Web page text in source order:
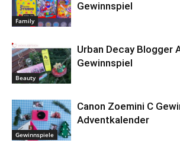
Family
Gewinnspiel
Beauty
Urban Decay Blogger
Gewinnspiel
Gewinnspiele
Canon Zoemini C
Adventkalender